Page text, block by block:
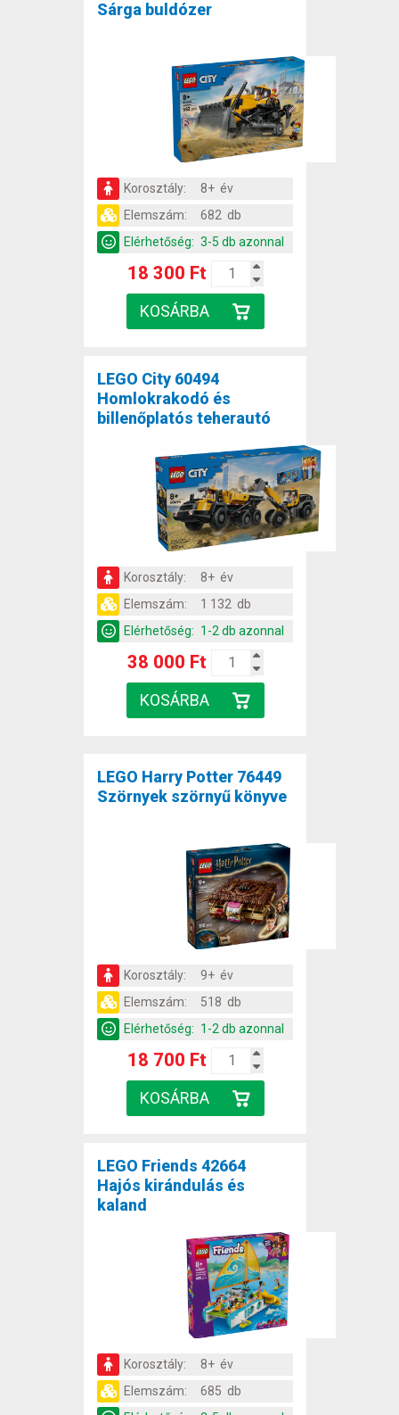
Sárga buldózer
Korosztály:
8+ év
Elemszám:
682 db
Elérhetőség: 3-5 db azonnal
18 300 Ft
LEGO City 60494
Homlokrakodó és
billenőplatós teherautó
Korosztály:
8+ év
Elemszám:
1 132 db
Elérhetőség: 1-2 db azonnal
38 000 Ft
LEGO Harry Potter 76449
Szörnyek szörnyű könyve
Korosztály:
9+ év
Elemszám:
518 db
Elérhetőség: 1-2 db azonnal
18 700 Ft
LEGO Friends 42664
Hajós kirándulás és
kaland
Korosztály:
8+ év
Elemszám:
685 db